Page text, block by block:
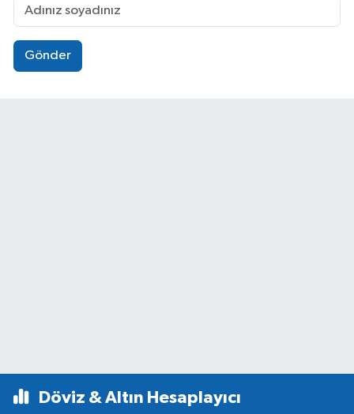
Gönder
Döviz & Altın Hesaplayıcı